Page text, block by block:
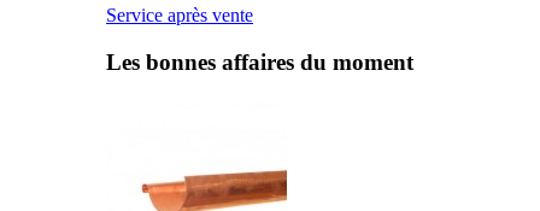
Service après vente
Les bonnes affaires du moment